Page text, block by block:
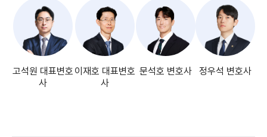
고석원 대표변호
사
이재호 대표변호
사
문석호 변호사 정우석 변호사